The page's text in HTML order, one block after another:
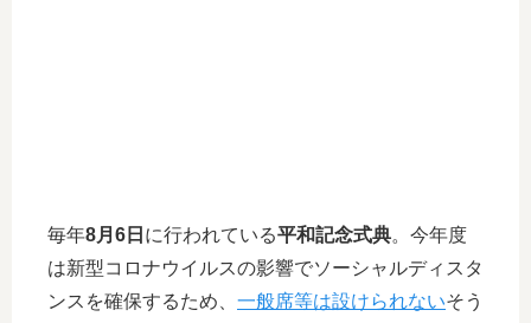
毎年8月6日 に行われている平和記念式典。今年度
は新型コロナウイルスの影響でソーシャルディスタ
ンスを確保するため、 一般席等は設けられないそう